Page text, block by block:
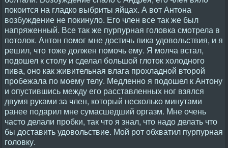
покоится на гладко выбриты яйцах. А вот Антона
возбуждение не покинуло. Его член все так же был
напряженный. Все так же пурпурная головка смотрела в
потолок. Антон помог мне достичь пика удовольствия, и я
решил, что тоже должен помочь ему. Я молча встал,
подошел к столу и сделал большой глоток холодного
пива, оно как живительная влага прохладной второй
пробежала по моему телу. Медленно я подошел к Антону
и опустившись между его расставленных ног взялся
двумя руками за член, который несколько минутами
ранее подарил мне сумасшедший оргазм. Мне очень
часто делали пробки, так что я знал, что надо делать что
бы доставить удовольствие. Мой рот обхватил пурпурная
головку.